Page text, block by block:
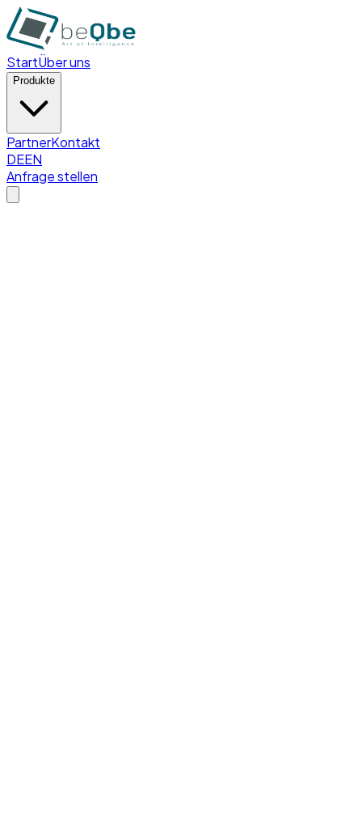
StartÜber uns
Produkte
PartnerKontakt
DEEN
Anfrage stellen